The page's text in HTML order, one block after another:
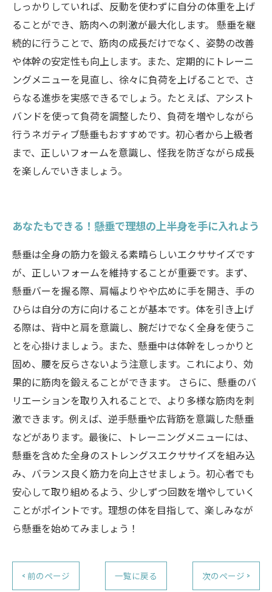
しっかりしていれば、反動を使わずに自分の体重を上げ
ることができ、筋肉への刺激が最大化します。 懸垂を継
続的に行うことで、筋肉の成長だけでなく、姿勢の改善
や体幹の安定性も向上します。また、定期的にトレーニ
ングメニューを見直し、徐々に負荷を上げることで、さ
らなる進歩を実感できるでしょう。たとえば、アシスト
バンドを使って負荷を調整したり、負荷を増やしながら
行うネガティブ懸垂もおすすめです。初心者から上級者
まで、正しいフォームを意識し、怪我を防ぎながら成長
を楽しんでいきましょう。
あなたもできる！懸垂で理想の上半身を手に入れよう
懸垂は全身の筋力を鍛える素晴らしいエクササイズです
が、正しいフォームを維持することが重要です。まず、
懸垂バーを握る際、肩幅よりやや広めに手を開き、手の
ひらは自分の方に向けることが基本です。体を引き上げ
る際は、背中と肩を意識し、腕だけでなく全身を使うこ
とを心掛けましょう。また、懸垂中は体幹をしっかりと
固め、腰を反らさないよう注意します。これにより、効
果的に筋肉を鍛えることができます。 さらに、懸垂のバ
リエーションを取り入れることで、より多様な筋肉を刺
激できます。例えば、逆手懸垂や広背筋を意識した懸垂
などがあります。最後に、トレーニングメニューには、
懸垂を含めた全身のストレングスエクササイズを組み込
み、バランス良く筋力を向上させましょう。初心者でも
安心して取り組めるよう、少しずつ回数を増やしていく
ことがポイントです。理想の体を目指して、楽しみなが
ら懸垂を始めてみましょう！
< 前のページ 一覧に戻る 次のページ >